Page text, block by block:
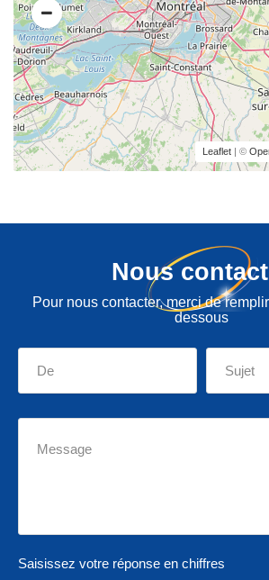
Leaflet | ©
Nous
Pour nous contacter, merci de
dessous
Saisissez votre réponse en chiffres